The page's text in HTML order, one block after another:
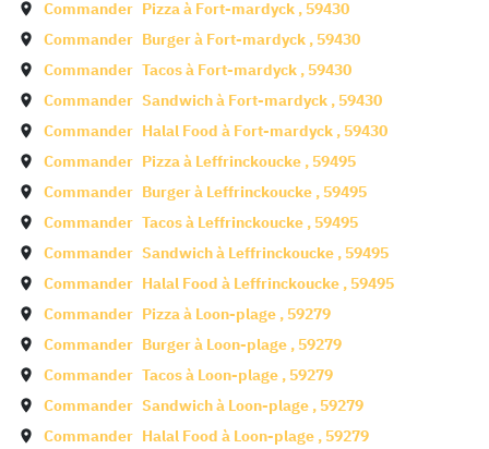
Commander Pizza à Fort-mardyck , 59430
Commander Burger à Fort-mardyck , 59430
Commander Tacos à Fort-mardyck , 59430
Commander Sandwich à Fort-mardyck , 59430
Commander Halal Food à Fort-mardyck , 59430
Commander Pizza à Leffrinckoucke , 59495
Commander Burger à Leffrinckoucke , 59495
Commander Tacos à Leffrinckoucke , 59495
Commander Sandwich à Leffrinckoucke , 59495
Commander Halal Food à Leffrinckoucke , 59495
Commander Pizza à Loon-plage , 59279
Commander Burger à Loon-plage , 59279
Commander Tacos à Loon-plage , 59279
Commander Sandwich à Loon-plage , 59279
Commander Halal Food à Loon-plage , 59279